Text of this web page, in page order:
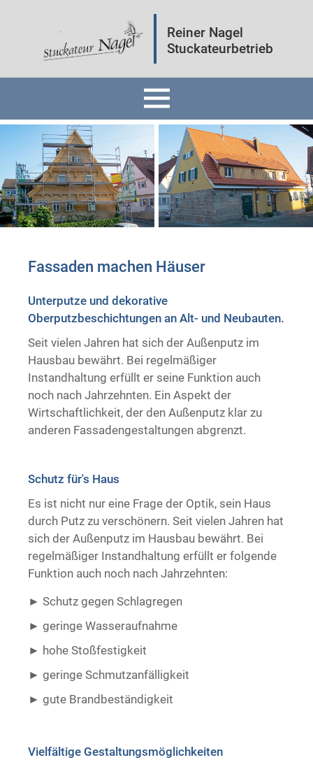
Reiner Nagel
Stuckateurbetrieb
Fassaden
Innenräume
Mineralputz
Wärmedämmung
Trockenausbau
Fassaden machen Häuser
Unterputze und dekorative
Oberputzbeschichtungen an Alt- und Neubauten.
Seit vielen Jahren hat sich der Außenputz im
Hausbau bewährt. Bei regelmäßiger
Instandhaltung erfüllt er seine Funktion auch
noch nach Jahrzehnten. Ein Aspekt der
Wirtschaftlichkeit, der den Außenputz klar zu
anderen Fassadengestaltungen abgrenzt.
Schutz für's Haus
Es ist nicht nur eine Frage der Optik, sein Haus
durch Putz zu verschönern. Seit vielen Jahren hat
sich der Außenputz im Hausbau bewährt. Bei
regelmäßiger Instandhaltung erfüllt er folgende
Funktion auch noch nach Jahrzehnten:
Schutz gegen Schlagregen
geringe Wasseraufnahme
hohe Stoßfestigkeit
geringe Schmutzanfälligkeit
gute Brandbeständigkeit ​ ​
Vielfältige Gestaltungsmöglichkeiten